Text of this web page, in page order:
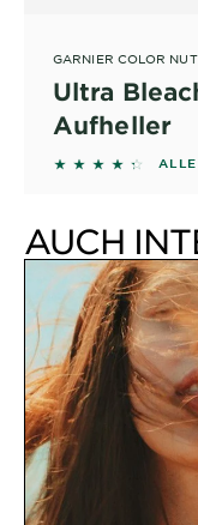
GARNIER COLOR
Ultra
Aufheller
4.2308 out of
AUCH